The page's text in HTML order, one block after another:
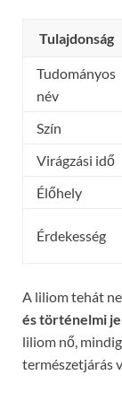
Tulajdonság
Tudományos
név
Szín
Virágzási idő
Élőhely
Érdekesség
A liliom tehát
és történelmi
liliom nő,
természetjárás